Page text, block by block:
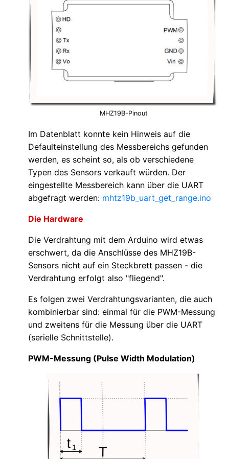
MHZ19B-Pinout
Im Datenblatt konnte kein Hinweis auf die
Defaulteinstellung des Messbereichs gefunden
werden, es scheint so, als ob verschiedene
Typen des Sensors verkauft würden. Der
eingestellte Messbereich kann über die UART
abgefragt werden: mhtz19b_uart_get_range.ino
Die Hardware
Die Verdrahtung mit dem Arduino wird etwas
erschwert, da die Anschlüsse des MHZ19B-
Sensors nicht auf ein Steckbrett passen - die
Verdrahtung erfolgt also "fliegend".
Es folgen zwei Verdrahtungsvarianten, die auch
kombinierbar sind: einmal für die PWM-Messung
und zweitens für die Messung über die UART
(serielle Schnittstelle).
PWM-Messung (Pulse Width Modulation)